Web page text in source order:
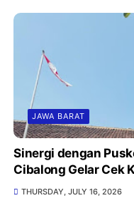
JAWA BARAT
Sinergi dengan
Cibalong Gelar Cek
THURSDAY, JULY 16, 2026